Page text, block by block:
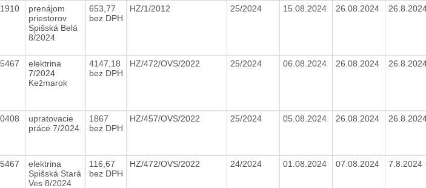
prenájom
priestorov
Spišská Belá
8/2024
653,77
bez DPH
HZ/1/2012 25/2024 15.08.2024 26.08.2024
elektrina
7/2024
Kežmarok
4147,18
bez DPH
HZ/472/OVS/2022 25/2024 06.08.2024 26.08.2024
upratovacie
práce 7/2024
1867
bez DPH
HZ/457/OVS/2022 25/2024 05.08.2024 26.08.2024
elektrina
Spišská Stará
Ves 8/2024
116,67
bez DPH
HZ/472/OVS/2022 24/2024 01.08.2024 07.08.2024 7.8.2024